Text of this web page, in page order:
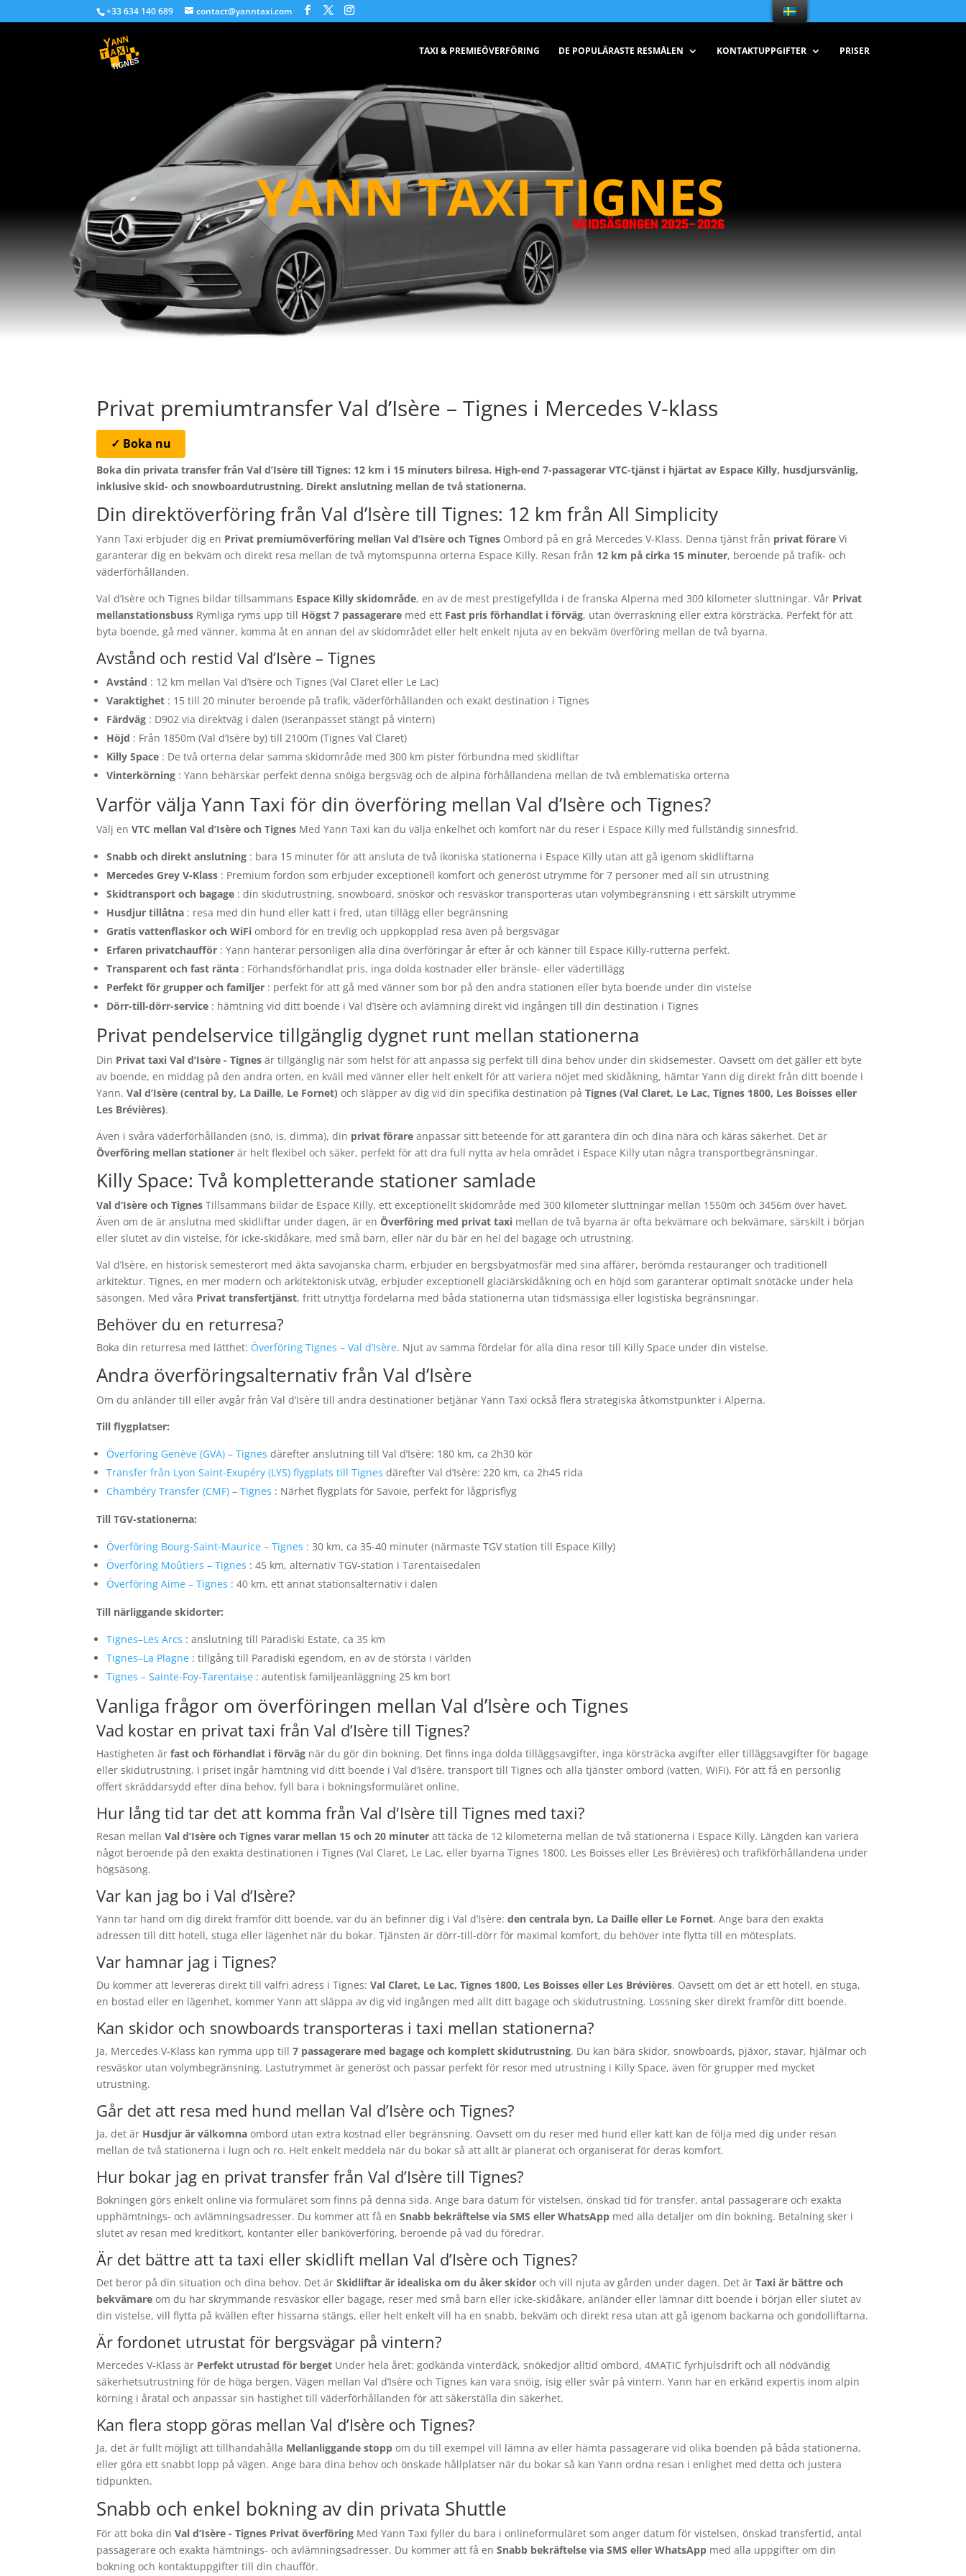
+33 634 140 689 contact@yanntaxi.com
TAXI & PREMIEÖVERFÖRING DE POPULÄRASTE RESMÅLEN KONTAKTUPPGIFTER PRISER
YANN TAXI TIGNES
SKIDSÄSONGEN 2025–2026
Privat premiumtransfer Val d’Isère – Tignes i Mercedes V-klass
✓ Boka nu
Boka din privata transfer från Val d’Isère till Tignes: 12 km i 15 minuters bilresa. High-end 7-passagerar VTC-tjänst i hjärtat av Espace Killy, husdjursvänlig,
inklusive skid- och snowboardutrustning. Direkt anslutning mellan de två stationerna.
Din direktöverföring från Val d’Isère till Tignes: 12 km från All Simplicity
Yann Taxi erbjuder dig en Privat premiumöverföring mellan Val d’Isère och Tignes Ombord på en grå Mercedes V-Klass. Denna tjänst från privat förare Vi
garanterar dig en bekväm och direkt resa mellan de två mytomspunna orterna Espace Killy. Resan från 12 km på cirka 15 minuter, beroende på trafik- och
väderförhållanden.
Val d’Isère och Tignes bildar tillsammans Espace Killy skidområde, en av de mest prestigefyllda i de franska Alperna med 300 kilometer sluttningar. Vår Privat
mellanstationsbuss Rymliga ryms upp till Högst 7 passagerare med ett Fast pris förhandlat i förväg, utan överraskning eller extra körsträcka. Perfekt för att
byta boende, gå med vänner, komma åt en annan del av skidområdet eller helt enkelt njuta av en bekväm överföring mellan de två byarna.
Avstånd och restid Val d’Isère – Tignes
Avstånd : 12 km mellan Val d’Isère och Tignes (Val Claret eller Le Lac)
Varaktighet : 15 till 20 minuter beroende på trafik, väderförhållanden och exakt destination i Tignes
Färdväg : D902 via direktväg i dalen (Iseranpasset stängt på vintern)
Höjd : Från 1850m (Val d’Isère by) till 2100m (Tignes Val Claret)
Killy Space : De två orterna delar samma skidområde med 300 km pister förbundna med skidliftar
Vinterkörning : Yann behärskar perfekt denna snöiga bergsväg och de alpina förhållandena mellan de två emblematiska orterna
Varför välja Yann Taxi för din överföring mellan Val d’Isère och Tignes?
Välj enVTC mellan Val d’Isère och Tignes Med Yann Taxi kan du välja enkelhet och komfort när du reser i Espace Killy med fullständig sinnesfrid.
Snabb och direkt anslutning : bara 15 minuter för att ansluta de två ikoniska stationerna i Espace Killy utan att gå igenom skidliftarna
Mercedes Grey V-Klass : Premium fordon som erbjuder exceptionell komfort och generöst utrymme för 7 personer med all sin utrustning
Skidtransport och bagage : din skidutrustning, snowboard, snöskor och resväskor transporteras utan volymbegränsning i ett särskilt utrymme
Husdjur tillåtna : resa med din hund eller katt i fred, utan tillägg eller begränsning
Gratis vattenflaskor och WiFi ombord för en trevlig och uppkopplad resa även på bergsvägar
Erfaren privatchaufför : Yann hanterar personligen alla dina överföringar år efter år och känner till Espace Killy-rutterna perfekt.
Transparent och fast ränta : Förhandsförhandlat pris, inga dolda kostnader eller bränsle- eller vädertillägg
Perfekt för grupper och familjer : perfekt för att gå med vänner som bor på den andra stationen eller byta boende under din vistelse
Dörr-till-dörr-service : hämtning vid ditt boende i Val d’Isère och avlämning direkt vid ingången till din destination i Tignes
Privat pendelservice tillgänglig dygnet runt mellan stationerna
Din Privat taxi Val d’Isère - Tignes är tillgänglig när som helst för att anpassa sig perfekt till dina behov under din skidsemester. Oavsett om det gäller ett byte
av boende, en middag på den andra orten, en kväll med vänner eller helt enkelt för att variera nöjet med skidåkning, hämtar Yann dig direkt från ditt boende i
Yann.Val d’Isère (central by, La Daille, Le Fornet) och släpper av dig vid din specifika destination påTignes (Val Claret, Le Lac, Tignes 1800, Les Boisses eller
Les Brévières).
Även i svåra väderförhållanden (snö, is, dimma), din privat förare anpassar sitt beteende för att garantera din och dina nära och käras säkerhet. Det är
Överföring mellan stationer är helt flexibel och säker, perfekt för att dra full nytta av hela området i Espace Killy utan några transportbegränsningar.
Killy Space: Två kompletterande stationer samlade
Val d’Isère och Tignes Tillsammans bildar de Espace Killy, ett exceptionellt skidområde med 300 kilometer sluttningar mellan 1550m och 3456m över havet.
Även om de är anslutna med skidliftar under dagen, är enÖverföring med privat taxi mellan de två byarna är ofta bekvämare och bekvämare, särskilt i början
eller slutet av din vistelse, för icke-skidåkare, med små barn, eller när du bär en hel del bagage och utrustning.
Val d’Isère, en historisk semesterort med äkta savojanska charm, erbjuder en bergsbyatmosfär med sina affärer, berömda restauranger och traditionell
arkitektur. Tignes, en mer modern och arkitektonisk utväg, erbjuder exceptionell glaciärskidåkning och en höjd som garanterar optimalt snötäcke under hela
säsongen. Med våra Privat transfertjänst, fritt utnyttja fördelarna med båda stationerna utan tidsmässiga eller logistiska begränsningar.
Behöver du en returresa?
Boka din returresa med lätthet: Överföring Tignes – Val d’Isère. Njut av samma fördelar för alla dina resor till Killy Space under din vistelse.
Andra överföringsalternativ från Val d’Isère
Om du anländer till eller avgår från Val d’Isère till andra destinationer betjänar Yann Taxi också flera strategiska åtkomstpunkter i Alperna.
Till flygplatser:
Överföring Genève (GVA) – Tignes därefter anslutning till Val d’Isère: 180 km, ca 2h30 kör
Transfer från Lyon Saint-Exupéry (LYS) flygplats till Tignes därefter Val d’Isère: 220 km, ca 2h45 rida
Chambéry Transfer (CMF) – Tignes : Närhet flygplats för Savoie, perfekt för lågprisflyg
Till TGV-stationerna:
Överföring Bourg-Saint-Maurice – Tignes : 30 km, ca 35-40 minuter (närmaste TGV station till Espace Killy)
Överföring Moûtiers – Tignes : 45 km, alternativ TGV-station i Tarentaisedalen
Överföring Aime – Tignes : 40 km, ett annat stationsalternativ i dalen
Till närliggande skidorter:
Tignes–Les Arcs : anslutning till Paradiski Estate, ca 35 km
Tignes–La Plagne : tillgång till Paradiski egendom, en av de största i världen
Tignes – Sainte-Foy-Tarentaise : autentisk familjeanläggning 25 km bort
Vanliga frågor om överföringen mellan Val d’Isère och Tignes
Vad kostar en privat taxi från Val d’Isère till Tignes?
Hastigheten ärfast och förhandlat i förväg när du gör din bokning. Det finns inga dolda tilläggsavgifter, inga körsträcka avgifter eller tilläggsavgifter för bagage
eller skidutrustning. I priset ingår hämtning vid ditt boende i Val d’Isère, transport till Tignes och alla tjänster ombord (vatten, WiFi). För att få en personlig
offert skräddarsydd efter dina behov, fyll bara i bokningsformuläret online.
Hur lång tid tar det att komma från Val d'Isère till Tignes med taxi?
Resan mellanVal d’Isère och Tignes varar mellan 15 och 20 minuter att täcka de 12 kilometerna mellan de två stationerna i Espace Killy. Längden kan variera
något beroende på den exakta destinationen i Tignes (Val Claret, Le Lac, eller byarna Tignes 1800, Les Boisses eller Les Brévières) och trafikförhållandena under
högsäsong.
Var kan jag bo i Val d’Isère?
Yann tar hand om dig direkt framför ditt boende, var du än befinner dig i Val d’Isère:den centrala byn, La Daille eller Le Fornet. Ange bara den exakta
adressen till ditt hotell, stuga eller lägenhet när du bokar. Tjänsten är dörr-till-dörr för maximal komfort, du behöver inte flytta till en mötesplats.
Var hamnar jag i Tignes?
Du kommer att levereras direkt till valfri adress i Tignes:Val Claret, Le Lac, Tignes 1800, Les Boisses eller Les Brévières. Oavsett om det är ett hotell, en stuga,
en bostad eller en lägenhet, kommer Yann att släppa av dig vid ingången med allt ditt bagage och skidutrustning. Lossning sker direkt framför ditt boende.
Kan skidor och snowboards transporteras i taxi mellan stationerna?
Ja, Mercedes V-Klass kan rymma upp till7 passagerare med bagage och komplett skidutrustning. Du kan bära skidor, snowboards, pjäxor, stavar, hjälmar och
resväskor utan volymbegränsning. Lastutrymmet är generöst och passar perfekt för resor med utrustning i Killy Space, även för grupper med mycket
utrustning.
Går det att resa med hund mellan Val d’Isère och Tignes?
Ja, det är Husdjur är välkomna ombord utan extra kostnad eller begränsning. Oavsett om du reser med hund eller katt kan de följa med dig under resan
mellan de två stationerna i lugn och ro. Helt enkelt meddela när du bokar så att allt är planerat och organiserat för deras komfort.
Hur bokar jag en privat transfer från Val d’Isère till Tignes?
Bokningen görs enkelt online via formuläret som finns på denna sida. Ange bara datum för vistelsen, önskad tid för transfer, antal passagerare och exakta
upphämtnings- och avlämningsadresser. Du kommer att få enSnabb bekräftelse via SMS eller WhatsApp med alla detaljer om din bokning. Betalning sker i
slutet av resan med kreditkort, kontanter eller banköverföring, beroende på vad du föredrar.
Är det bättre att ta taxi eller skidlift mellan Val d’Isère och Tignes?
Det beror på din situation och dina behov. Det ärSkidliftar är idealiska om du åker skidor och vill njuta av gården under dagen. Det ärTaxi är bättre och
bekvämare om du har skrymmande resväskor eller bagage, reser med små barn eller icke-skidåkare, anländer eller lämnar ditt boende i början eller slutet av
din vistelse, vill flytta på kvällen efter hissarna stängs, eller helt enkelt vill ha en snabb, bekväm och direkt resa utan att gå igenom backarna och gondolliftarna.
Är fordonet utrustat för bergsvägar på vintern?
Mercedes V-Klass är Perfekt utrustad för berget Under hela året: godkända vinterdäck, snökedjor alltid ombord, 4MATIC fyrhjulsdrift och all nödvändig
säkerhetsutrustning för de höga bergen. Vägen mellan Val d’Isère och Tignes kan vara snöig, isig eller svår på vintern. Yann har en erkänd expertis inom alpin
körning i åratal och anpassar sin hastighet till väderförhållanden för att säkerställa din säkerhet.
Kan flera stopp göras mellan Val d’Isère och Tignes?
Ja, det är fullt möjligt att tillhandahålla Mellanliggande stopp om du till exempel vill lämna av eller hämta passagerare vid olika boenden på båda stationerna,
eller göra ett snabbt lopp på vägen. Ange bara dina behov och önskade hållplatser när du bokar så kan Yann ordna resan i enlighet med detta och justera
tidpunkten.
Snabb och enkel bokning av din privata Shuttle
För att boka dinVal d’Isère - Tignes Privat överföring Med Yann Taxi fyller du bara i onlineformuläret som anger datum för vistelsen, önskad transfertid, antal
passagerare och exakta hämtnings- och avlämningsadresser. Du kommer att få enSnabb bekräftelse via SMS eller WhatsApp med alla uppgifter om din
bokning och kontaktuppgifter till din chaufför.